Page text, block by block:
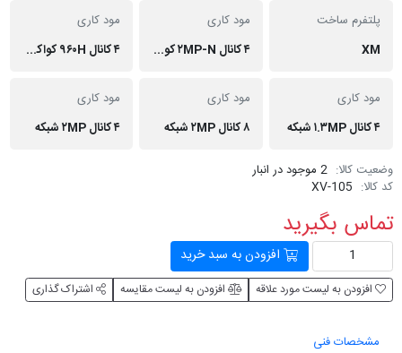
پلتفرم ساخت
XM
مود کاری
۴ کانال ۲MP-N کواکسیال
مود کاری
۴ کانال ۹۶۰H کواکسیال
مود کاری
۴ کانال ۱.۳MP شبکه
مود کاری
۸ کانال ۲MP شبکه
مود کاری
۴ کانال ۲MP شبکه
وضعیت کالا: 2 موجود در انبار
کد کالا: XV-105
تماس بگیرید
افزودن به سبد خرید
افزودن به لیست مورد علاقه افزودن به لیست مقایسه اشتراک گذاری
مشخصات فنی